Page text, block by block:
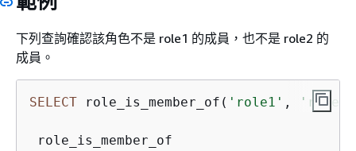
下列查詢確認該角色不是 role1 的成員，也不是 role2 的
成員。
SELECT role_is_member_of( 'role1' , 'role2'